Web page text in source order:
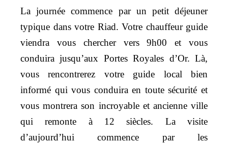
La journée commence par un petit déjeuner
typique dans votre Riad. Votre chauffeur guide
viendra vous chercher vers 9h00 et vous
conduira jusqu’aux Portes Royales d’Or. Là,
vous rencontrerez votre guide local bien
informé qui vous conduira en toute sécurité et
vous montrera son incroyable et ancienne ville
qui remonte à 12 siècles. La visite
d’aujourd’hui commence par les